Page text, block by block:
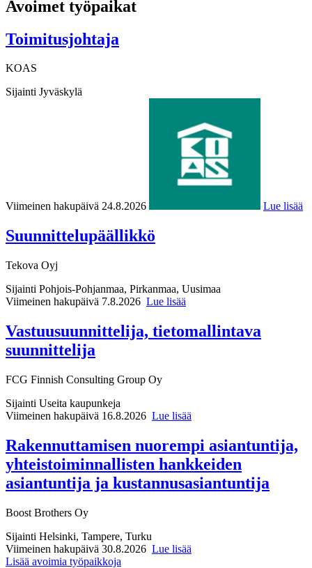
Avoimet työpaikat
Toimitusjohtaja
KOAS
Sijainti Jyväskylä
Viimeinen hakupäivä 24.8.2026 Lue lisää
Suunnittelupäällikkö
Tekova Oyj
Sijainti Pohjois-Pohjanmaa, Pirkanmaa, Uusimaa
Viimeinen hakupäivä 7.8.2026 Lue lisää
Vastuusuunnittelija, tietomallintava
suunnittelija
FCG Finnish Consulting Group Oy
Sijainti Useita kaupunkeja
Viimeinen hakupäivä 16.8.2026 Lue lisää
Rakennuttamisen nuorempi asiantuntija,
yhteistoiminnallisten hankkeiden
asiantuntija ja kustannusasiantuntija
Boost Brothers Oy
Sijainti Helsinki, Tampere, Turku
Viimeinen hakupäivä 30.8.2026 Lue lisää
Lisää avoimia työpaikkoja